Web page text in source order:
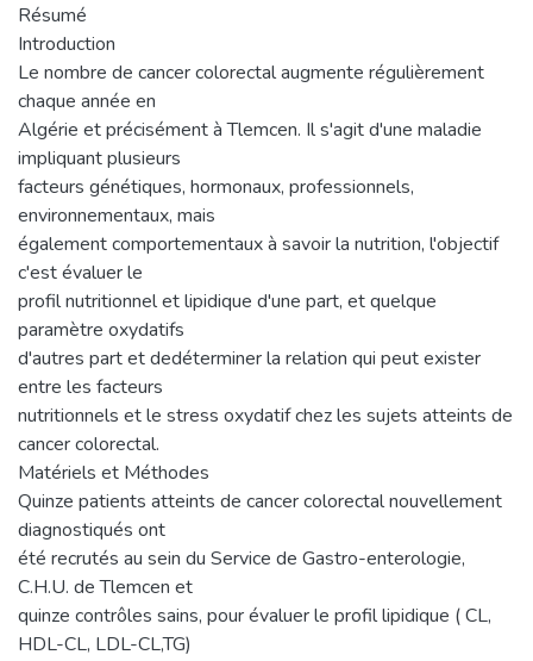
Résumé
Introduction
Le nombre de cancer colorectal augmente régulièrement
chaque année en
Algérie et précisément à Tlemcen. Il s'agit d'une maladie
impliquant plusieurs
facteurs génétiques, hormonaux, professionnels,
environnementaux, mais
également comportementaux à savoir la nutrition, l'objectif
c'est évaluer le
profil nutritionnel et lipidique d'une part, et quelque
paramètre oxydatifs
d'autres part et dedéterminer la relation qui peut exister
entre les facteurs
nutritionnels et le stress oxydatif chez les sujets atteints de
cancer colorectal.
Matériels et Méthodes
Quinze patients atteints de cancer colorectal nouvellement
diagnostiqués ont
été recrutés au sein du Service de Gastro-enterologie,
C.H.U. de Tlemcen et
quinze contrôles sains, pour évaluer le profil lipidique ( CL,
HDL-CL, LDL-CL,TG)